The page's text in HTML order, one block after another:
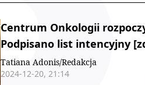
Centrum Onkologii
Podpisano list intencyjny
Tatiana Adonis/Redakcja
2024-12-20, 21:14